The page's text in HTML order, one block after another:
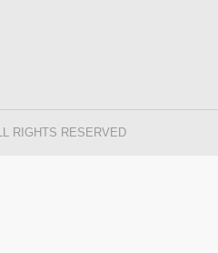
RIGHTS RESERVED